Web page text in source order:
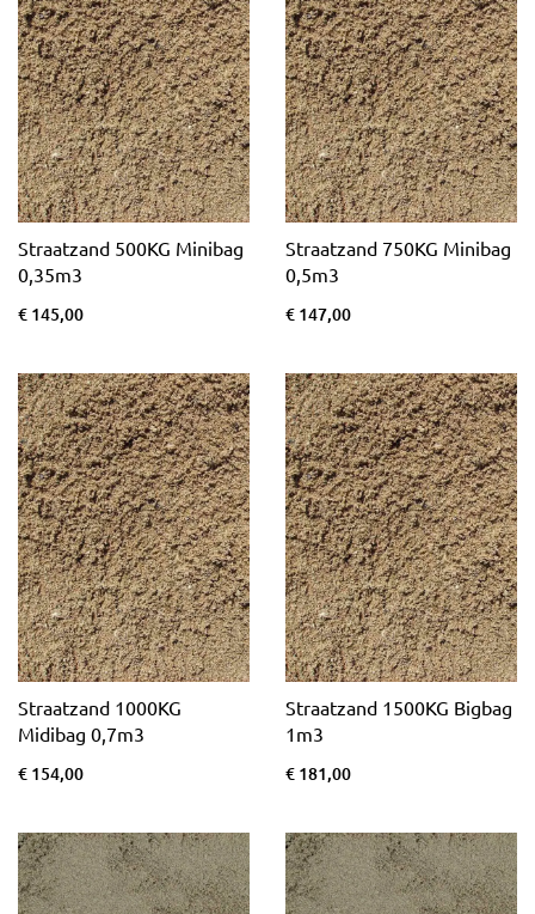
Straatzand 500KG Minibag
0,35m3
€ 145,00
Straatzand 750KG Minibag
0,5m3
€ 147,00
Straatzand 1000KG
Midibag 0,7m3
€ 154,00
Straatzand 1500KG Bigbag
1m3
€ 181,00